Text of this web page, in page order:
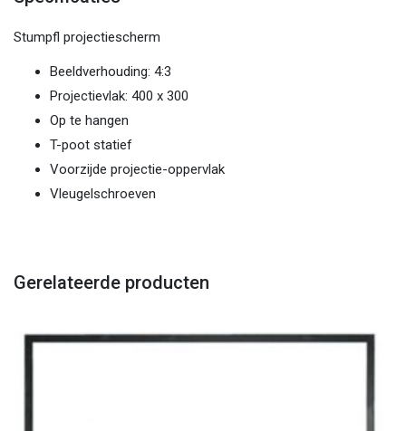
Stumpfl projectiescherm
Beeldverhouding: 4:3
Projectievlak: 400 x 300
Op te hangen
T-poot statief
Voorzijde projectie-oppervlak
Vleugelschroeven
Gerelateerde producten